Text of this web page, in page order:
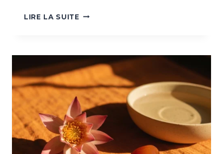
LIRE LA SUITE